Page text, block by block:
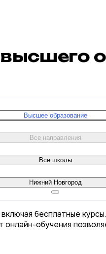
Высшее образование
Все направления
Все школы
Нижний Новгород
бесплатные
обучения